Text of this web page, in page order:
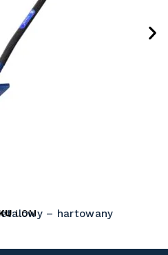
– hartowany
LOM